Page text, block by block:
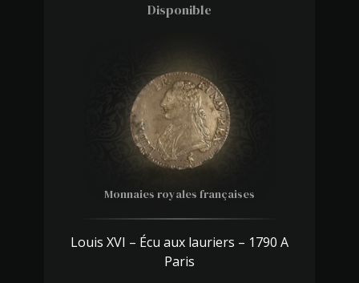
Disponible
Monnaies royales françaises
Louis XVI – Écu aux lauriers – 1790 A
Paris